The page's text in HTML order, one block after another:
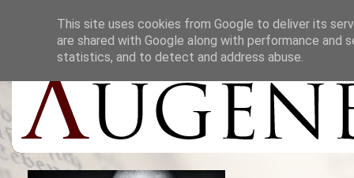
This site uses cookies from Google to deliver its
are shared with Google along with performance
statistics, and to detect and address abuse.